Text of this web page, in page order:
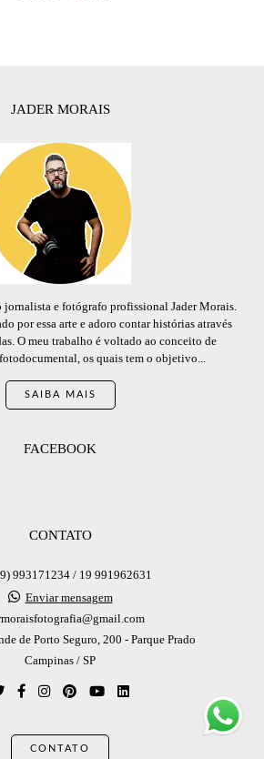
JADER MORAIS
jornalista e fotógrafo profissional Jader Morais.
por essa arte e adoro contar histórias através
O meu trabalho é voltado ao conceito de
os quais tem o objetivo...
SAIBA MAIS
FACEBOOK
CONTATO
993171234 / 19 991962631
Enviar mensagem
de Porto Seguro, 200 - Parque Prado
Campinas / SP
CONTATO